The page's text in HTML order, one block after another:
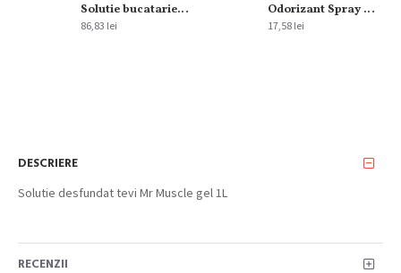
Solutie bucatarie Royal Hygiene 5L
86,83 lei
Odorizant Spray Glade Aerosol Apple&Cinnamon 300 ml
17,58 lei
DESCRIERE
Solutie desfundat tevi Mr Muscle gel 1L
RECENZII